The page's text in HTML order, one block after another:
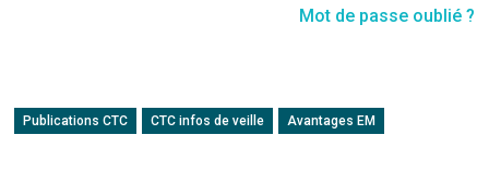
Mot de passe oublié ?
Publications CTC CTC infos de veille Avantages EM